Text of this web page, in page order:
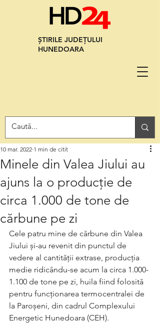
ȘTIRILE JUDEȚULUI
HUNEDOARA
Minele din Valea Jiului au
ajuns la o producție de
circa 1.000 de tone de
cărbune pe zi
10 mar. 2022 1 min de citit
Cele patru mine de cărbune din Valea
Jiului şi-au revenit din punctul de
vedere al cantităţii extrase, producţia
medie ridicându-se acum la circa 1.000-
1.100 de tone pe zi, huila fiind folosită
pentru funcţionarea termocentralei de
la Paroşeni, din cadrul Complexului
Energetic Hunedoara (CEH).